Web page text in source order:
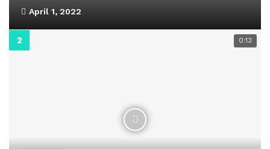
April 1, 2022
0:13